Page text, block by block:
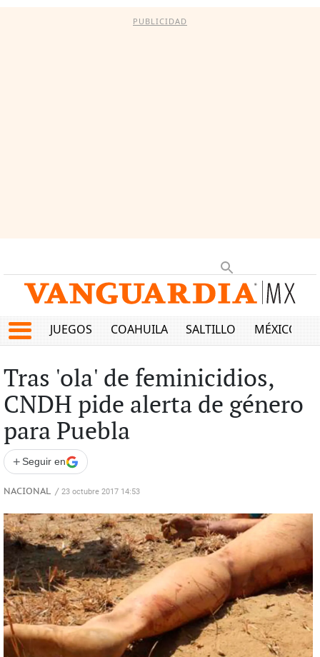
PUBLICIDAD
JUEGOS COAHUILA SALTILLO MÉXICO
Tras 'ola' de feminicidios,
CNDH pide alerta de género
para Puebla
+ Seguir en
NACIONAL / 23 octubre 2017 14:53